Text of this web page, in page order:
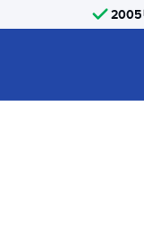
2005